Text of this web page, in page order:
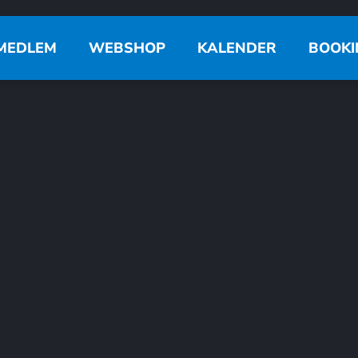
WEBSHOP KALENDER